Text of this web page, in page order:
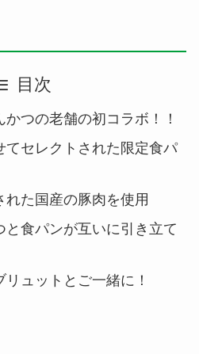
目次
つの老舗の初コラボ！！
てセレクトされた限定食パ
れた国産の豚肉を使用
と食パンが互いに引き立て
ュットとご一緒に！